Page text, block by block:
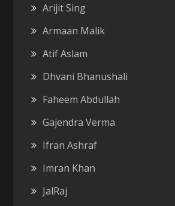
Arijit Sing
Armaan Malik
Atif Aslam
Dhvani Bhanushali
Faheem Abdullah
Gajendra Verma
Ifran Ashraf
Imran Khan
JalRaj